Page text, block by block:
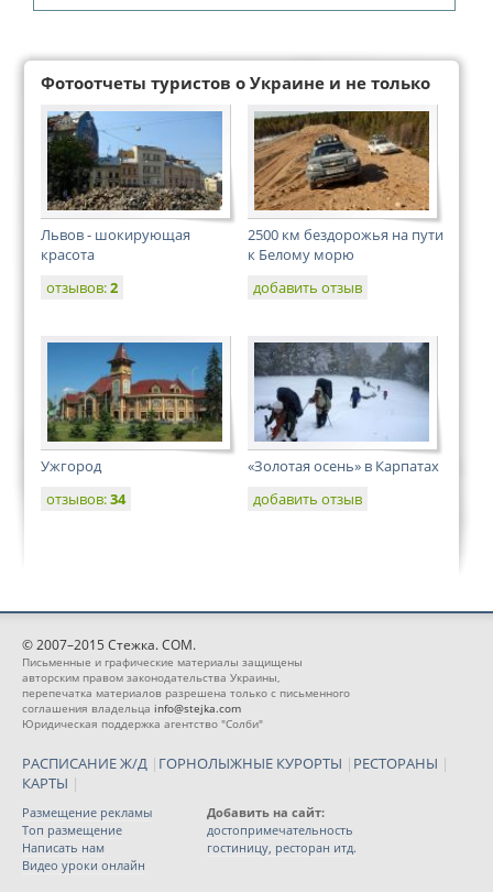
Фотоотчеты туристов о Украине и не только
Львов - шокирующая
красота
отзывов:2
2500 км бездорожья на пути
к Белому морю
добавить отзыв
Ужгород
отзывов:34
«Золотая осень» в Карпатах
добавить отзыв
© 2007–2015 Стежка. COM.
Письменные и графические материалы защищены
авторским правом законодательства Украины,
перепечатка материалов разрешена только с письменного
соглашения владельца info@stejka.com
Юридическая поддержка агентство "Солби"
РАСПИСАНИЕ Ж/Д | ГОРНОЛЫЖНЫЕ КУРОРТЫ | РЕСТОРАНЫ |
КАРТЫ |
Размещение рекламы
Топ размещение
Написать нам
Видео уроки онлайн
Добавить на сайт:
достопримечательность
гостиницу, ресторан итд.